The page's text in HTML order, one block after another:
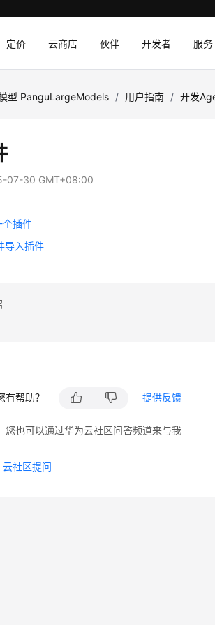
定价 云商店 伙伴 开发者 服务
型 PanguLargeModels / 用户指南 / 开发
07-30 GMT+08:00
个插件
导入插件
帮助？ 提供反馈
您也可以通过华为云社区问答频道来与我
云社区提问